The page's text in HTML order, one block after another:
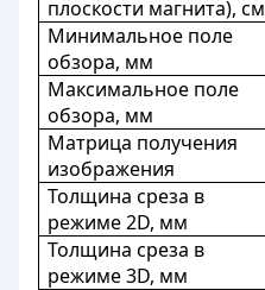
плоскости магнита), см
Минимальное поле
обзора, мм
Максимальное поле
обзора, мм
Матрица получения
изображения
Толщина среза в
режиме 2D, мм
Толщина среза в
режиме 3D, мм